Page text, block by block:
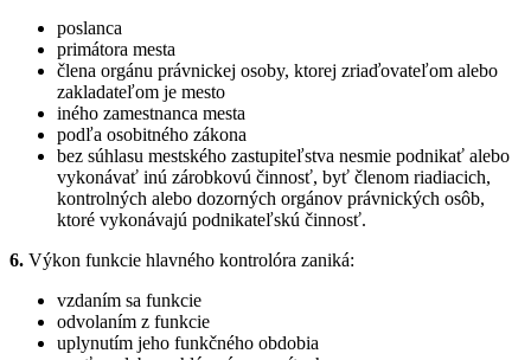
poslanca
primátora mesta
člena orgánu právnickej osoby, ktorej zriaďovateľom alebo
zakladateľom je mesto
iného zamestnanca mesta
podľa osobitného zákona
bez súhlasu mestského zastupiteľstva nesmie podnikať alebo
vykonávať inú zárobkovú činnosť, byť členom riadiacich,
kontrolných alebo dozorných orgánov právnických osôb,
ktoré vykonávajú podnikateľskú činnosť.
6. Výkon funkcie hlavného kontrolóra zaniká:
vzdaním sa funkcie
odvolaním z funkcie
uplynutím jeho funkčného obdobia